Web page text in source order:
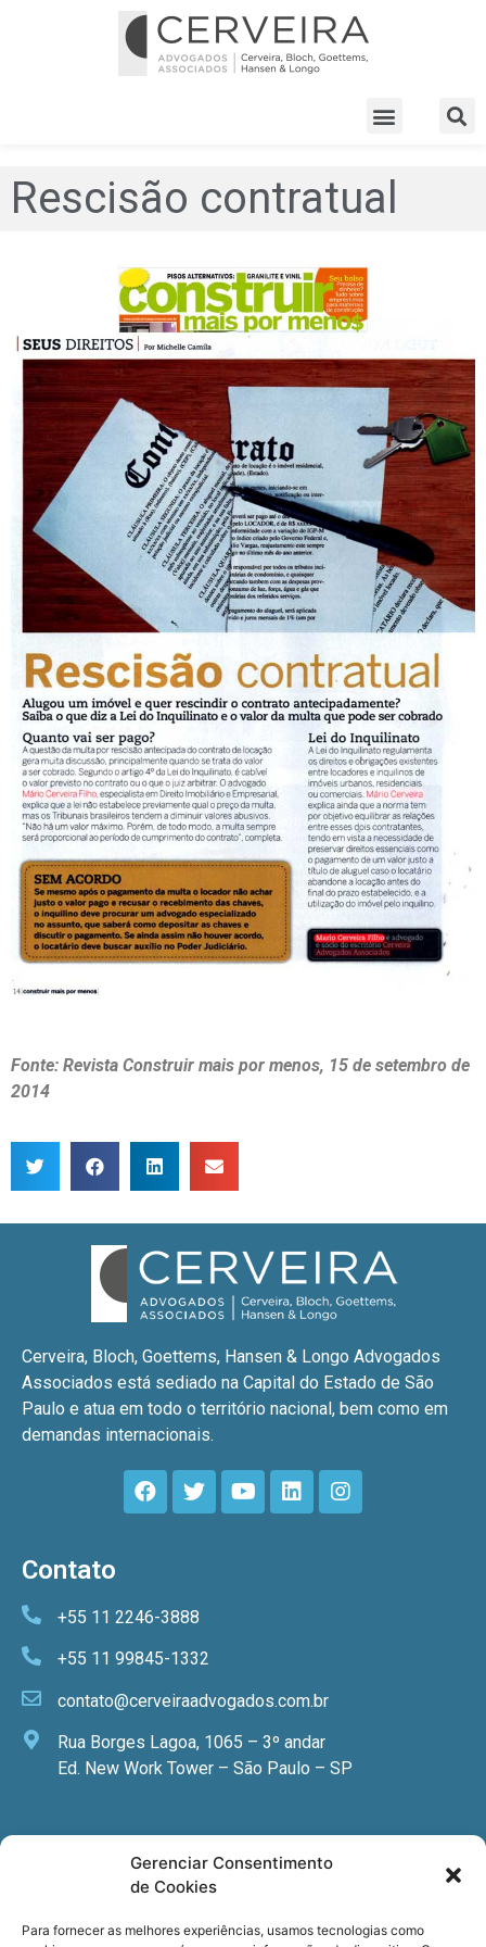
Gerenciar Consentimento
de Cookies
Para fornecer as melhores experiências, usamos tecnologias como
Rescisão contratual
Fonte: Revista Construir mais por menos, 15 de setembro de
2014
Cerveira, Bloch, Goettems, Hansen & Longo Advogados
Associados está sediado na Capital do Estado de São
Paulo e atua em todo o território nacional, bem como em
demandas internacionais.
Contato
+55 11 2246-3888
+55 11 99845-1332
contato@cerveiraadvogados.com.br
Rua Borges Lagoa, 1065 – 3º andar
Ed. New Work Tower – São Paulo – SP
Newsletter
especializadas, cursos e eventos?